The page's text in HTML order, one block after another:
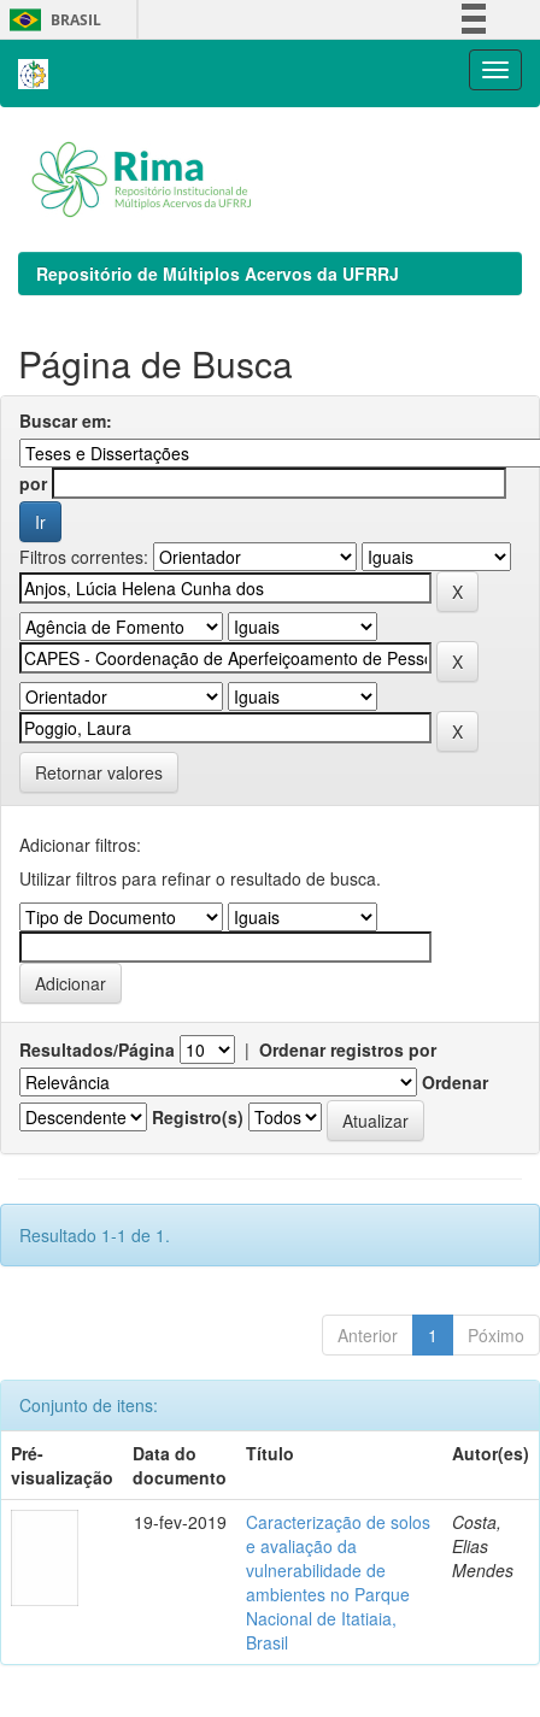
Skip
navigation
BRASIL
Repositório de Múltiplos Acervos da UFRRJ
Página de Busca
Buscar em:
por
Filtros correntes:
Retornar valores
Adicionar filtros:
Utilizar filtros para refinar o resultado de busca.
Resultados/Página | Ordenar registros por
Ordenar
Registro(s)
Resultado 1-1 de 1.
Anterior 1 Póximo
Conjunto de itens:
Pré-
visualização
Data do
documento
Título Autor(es)
19-fev-2019
Caracterização de solos
e avaliação da
vulnerabilidade de
ambientes no Parque
Nacional de Itatiaia,
Brasil
Costa,
Elias
Mendes